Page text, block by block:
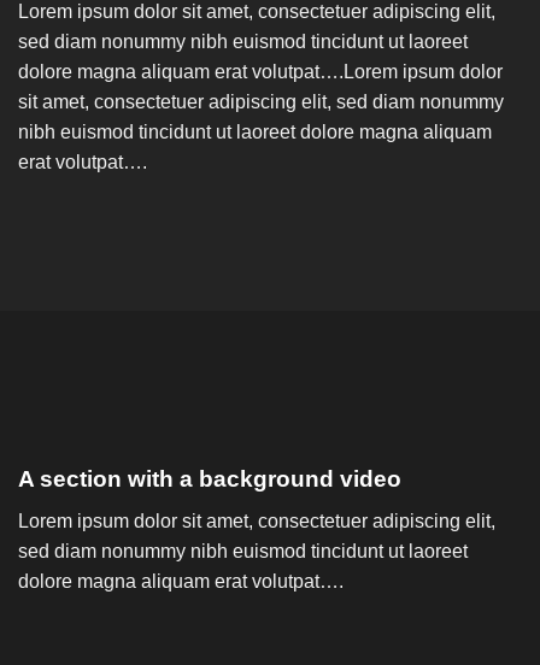
Lorem ipsum dolor sit amet, consectetuer adipiscing elit,
sed diam nonummy nibh euismod tincidunt ut laoreet
dolore magna aliquam erat volutpat….Lorem ipsum dolor
sit amet, consectetuer adipiscing elit, sed diam nonummy
nibh euismod tincidunt ut laoreet dolore magna aliquam
erat volutpat….
A section with a background video
Lorem ipsum dolor sit amet, consectetuer adipiscing elit,
sed diam nonummy nibh euismod tincidunt ut laoreet
dolore magna aliquam erat volutpat….